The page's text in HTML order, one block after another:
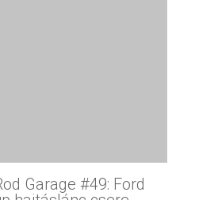
Garage #49: Ford